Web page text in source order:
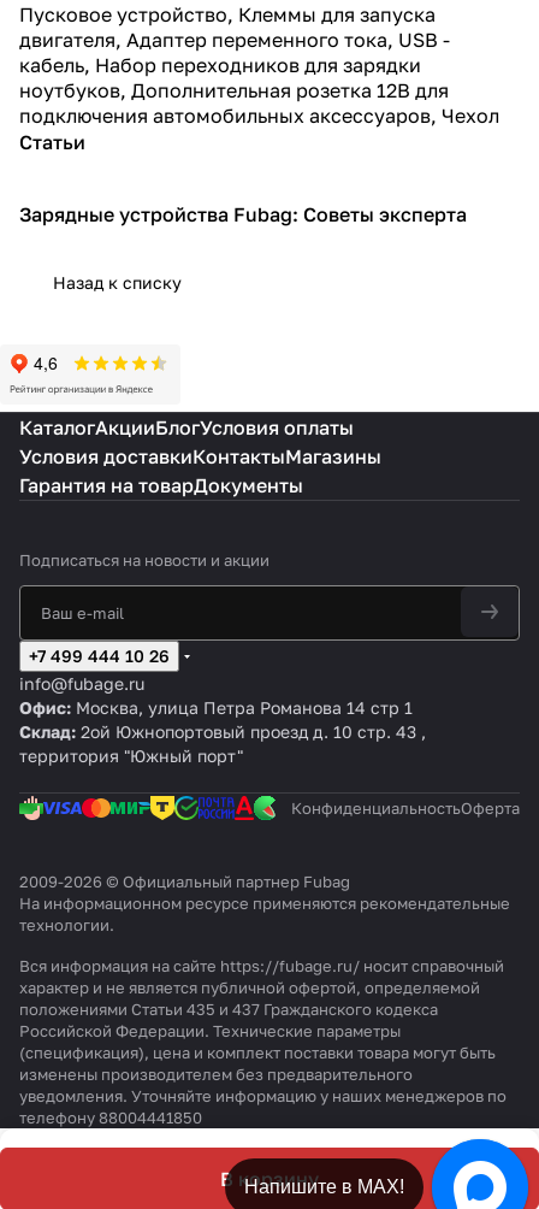
Пусковое устройство, Клеммы для запуска
двигателя, Адаптер переменного тока, USB -
кабель, Набор переходников для зарядки
ноутбуков, Дополнительная розетка 12В для
подключения автомобильных аксессуаров, Чехол
Статьи
Садовая техника
Зарядные устройства Fubag: Советы эксперта
Назад к списку
В корзину
КаталогАкцииБлогУсловия оплаты
Условия доставкиКонтактыМагазины
Гарантия на товарДокументы
Подписаться на новости и акции
+7 499 444 10 26
info@fubage.ru
Офис: Москва, улица Петра Романова 14 стр 1
Склад: 2ой Южнопортовый проезд д. 10 стр. 43 ,
территория "Южный порт"
КонфиденциальностьОферта
2009-2026 © Официальный партнер Fubag
На информационном ресурсе применяются рекомендательные
технологии.
Вся информация на сайте https://fubage.ru/ носит справочный
характер и не является публичной офертой, определяемой
положениями Статьи 435 и 437 Гражданского кодекса
Российской Федерации. Технические параметры
(спецификация), цена и комплект поставки товара могут быть
изменены производителем без предварительного
уведомления. Уточняйте информацию у наших менеджеров по
телефону 88004441850
Напишите в МАХ!